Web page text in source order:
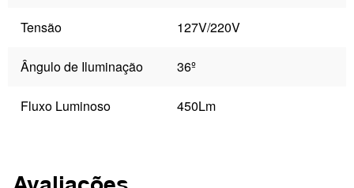
Tensão 127V/220V
Ângulo de Iluminação 36º
Fluxo Luminoso 450Lm